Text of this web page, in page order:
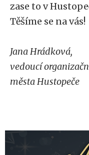
zase to v
Těšíme se na vás!
Jana Hrádková,
vedoucí
města Hustopeče